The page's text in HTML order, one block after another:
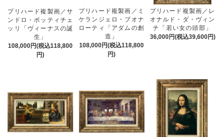
プリハード複製画／サ
ンドロ・ボッティチェ
ッリ「ヴィーナスの誕
生」
108,000円(税込118,800
円)
プリハード複製画／ミ
ケランジェロ・ブオナ
ローティ「アダムの創
造」
108,000円(税込118,800
円)
プリハード複製画／レ
オナルド・ダ・ヴィン
チ「若い女の頭部」
36,000円(税込39,600円)